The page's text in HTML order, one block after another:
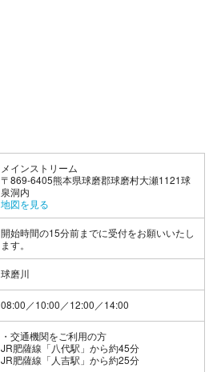
メインストリーム
〒869-6405熊本県球磨郡球磨村大瀬1121球
泉洞内
地図を見る
開始時間の15分前までに受付をお願いいたし
ます。
球磨川
08:00／10:00／12:00／14:00
交通機関をご利用の方
JR肥薩線「八代駅」から約45分
JR肥薩線「人吉駅」から約25分